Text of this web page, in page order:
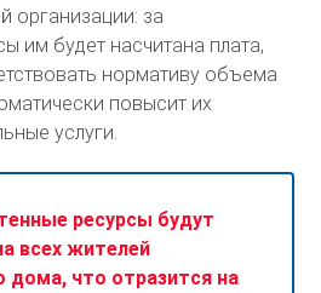
за
им будет насчитана плата,
нормативу объема
повысит их
услуги.
ресурсы будут
всех жителей
что отразится на